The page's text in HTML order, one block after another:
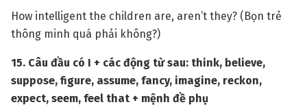
How intelligent the children are, aren’t they? (Bọn trẻ
thông minh quá phải không?)
15. Câu đầu có I + các động từ sau: think, believe,
suppose, figure, assume, fancy, imagine, reckon,
expect, seem, feel that + mệnh đề phụ